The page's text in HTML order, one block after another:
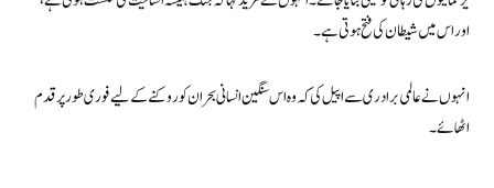
اور اس میں شیطان کی فتح ہوتی ہے۔
انہوں نے عالمی برادری سے اپیل کی کہ وہ اس سنگین انسانی بحران کو روکنے کے لیے فوری طور پر قدم
اٹھائے۔